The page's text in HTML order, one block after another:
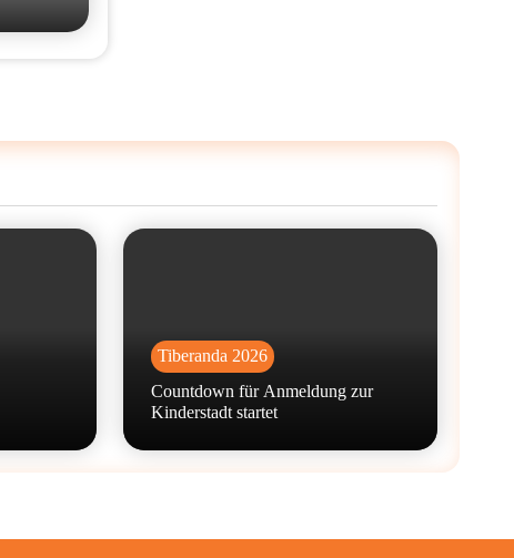
Tiberanda 2026
Countdown für Anmeldung zur
Kinderstadt startet